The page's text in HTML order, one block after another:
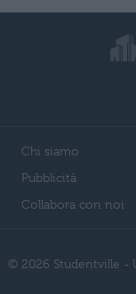
Chi siamo
Pubblicità
Collabora con noi
© 2026 Studentville -